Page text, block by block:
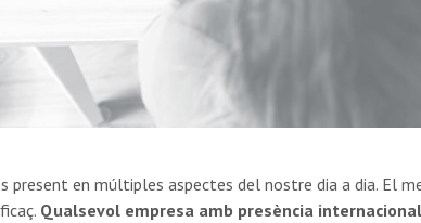
present en múltiples aspectes del nostre dia a dia. El
Qualsevol empresa amb presència